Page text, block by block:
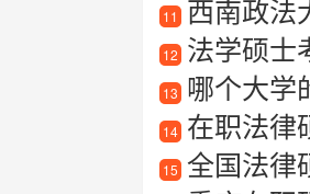
11 西南政法
12 法学硕士
13 哪个大学
14 在职法律
15 全国法律